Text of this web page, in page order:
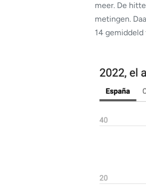
meer. De
metingen.
14 gemiddeld